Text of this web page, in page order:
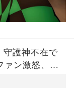
守護神不在で
ァン激怒、ド